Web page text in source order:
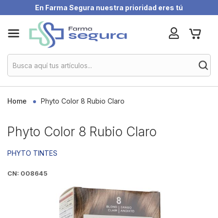
En Farma Segura nuestra prioridad eres tú
to
Content
My
Home Phyto Color 8 Rubio Claro
Phyto Color 8 Rubio Claro
PHYTO TINTES
CN: 008645